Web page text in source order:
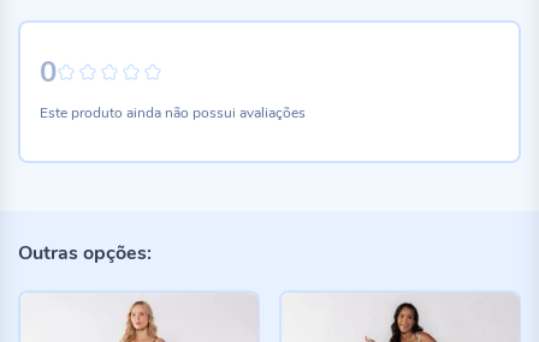
0
Este produto ainda não possui avaliações
Outras opções: